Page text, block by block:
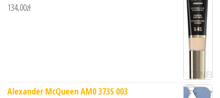
134,00zł
Alexander McQueen AM0 373S 003